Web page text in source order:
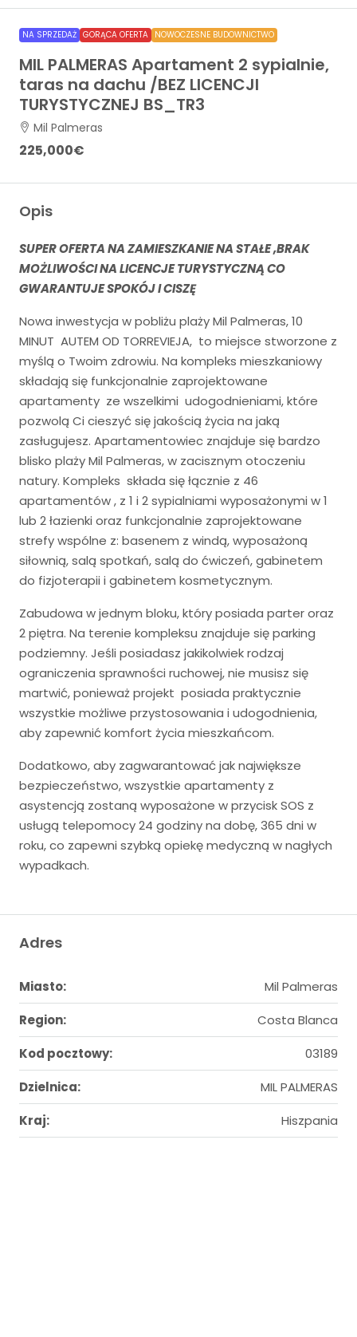
NA SPRZEDAŻ GORĄCA OFERTA NOWOCZESNE BUDOWNICTWO
MIL PALMERAS Apartament 2 sypialnie,
taras na dachu /BEZ LICENCJI
TURYSTYCZNEJ BS_TR3
Mil Palmeras
225,000€
Opis
SUPER OFERTA NA ZAMIESZKANIE NA STAŁE ,BRAK
MOŻLIWOŚCI NA LICENCJE TURYSTYCZNĄ CO
GWARANTUJE SPOKÓJ I CISZĘ
Nowa inwestycja w pobliżu plaży Mil Palmeras, 10
MINUT AUTEM OD TORREVIEJA, to miejsce stworzone z
myślą o Twoim zdrowiu. Na kompleks mieszkaniowy
składają się funkcjonalnie zaprojektowane
apartamenty ze wszelkimi udogodnieniami, które
pozwolą Ci cieszyć się jakością życia na jaką
zasługujesz. Apartamentowiec znajduje się bardzo
blisko plaży Mil Palmeras, w zacisznym otoczeniu
natury. Kompleks składa się łącznie z 46
apartamentów , z 1 i 2 sypialniami wyposażonymi w 1
lub 2 łazienki oraz funkcjonalnie zaprojektowane
strefy wspólne z: basenem z windą, wyposażoną
siłownią, salą spotkań, salą do ćwiczeń, gabinetem
do fizjoterapii i gabinetem kosmetycznym.
Zabudowa w jednym bloku, który posiada parter oraz
2 piętra. Na terenie kompleksu znajduje się parking
podziemny. Jeśli posiadasz jakikolwiek rodzaj
ograniczenia sprawności ruchowej, nie musisz się
martwić, ponieważ projekt posiada praktycznie
wszystkie możliwe przystosowania i udogodnienia,
aby zapewnić komfort życia mieszkańcom.
Dodatkowo, aby zagwarantować jak największe
bezpieczeństwo, wszystkie apartamenty z
asystencją zostaną wyposażone w przycisk SOS z
usługą telepomocy 24 godziny na dobę, 365 dni w
roku, co zapewni szybką opiekę medyczną w nagłych
wypadkach.
Adres
Miasto:
Mil Palmeras
Region:
Costa Blanca
Kod pocztowy:
03189
Dzielnica:
MIL PALMERAS
Kraj:
Hiszpania